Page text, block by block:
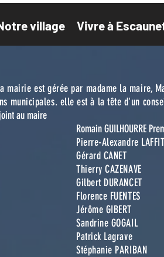
village Vivre à
est gérée par madame la maire,
municipales. elle està la tête d'un
au maire
Romain GUILHOURRE
Pierre-Alexandre
Gérard CANET
Thierry CAZENAVE
Gilbert DURANCET
Florence FUENTES
Jérôme GIBERT
Sandrine GOGAIL
Patrick Lagrave
Stéphanie PARIBAN